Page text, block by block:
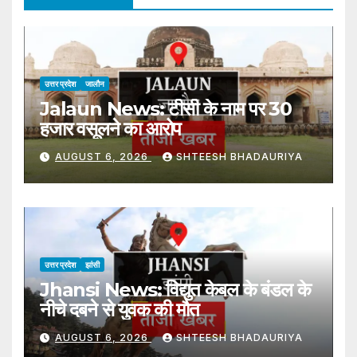
उत्तर प्रदेश जालौन
Jalaun News: टीसी के नाम पर 30
हजार वसूलने का आरोप
AUGUST 6, 2026 SHTEESH BHADAURIYA
उत्तर प्रदेश झांसी
Jhansi News: विद्युत केबल के बंडल के
नीचे दबने से युवक की मौत
AUGUST 6, 2026 SHTEESH BHADAURIYA